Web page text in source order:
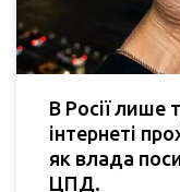
В Росії лише
інтернеті
як влада
ЦПД.